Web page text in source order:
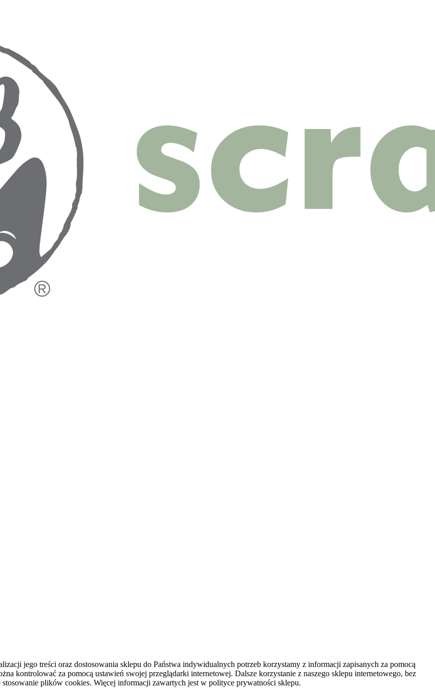
jego treści oraz dostosowania sklepu do Państwa indywidualnych potrzeb korzystamy z informacji zapisanych za pomocą
kontrolować za pomocą ustawień swojej przeglądarki internetowej. Dalsze korzystanie z naszego sklepu internetowego, bez
plików cookies. Więcej informacji zawartych jest w polityce prywatności sklepu.